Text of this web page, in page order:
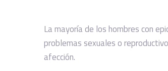
La mayoría de los hombres con
problemas sexuales o
afección.